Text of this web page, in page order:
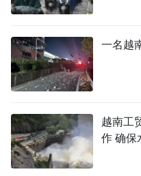
一名越
越南工
作 确保